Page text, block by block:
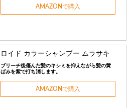
AMAZONで購入
ロイド カラーシャンプー ムラサキ
ブリーチ後傷んだ髪のキシミを抑えながら髪の黄
ばみを紫で打ち消します。
AMAZONで購入